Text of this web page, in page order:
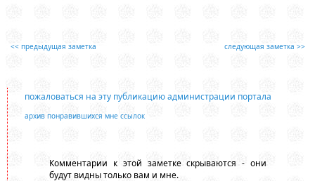
<< предыдущая заметка следующая заметка >>
пожаловаться на эту публикацию администрации портала
архив понравившихся мне ссылок
Комментарии к этой заметке скрываются - они
будут видны только вам и мне.